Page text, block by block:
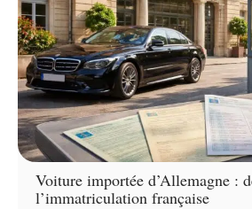
Voiture importée d’Allemagne :
l’immatriculation française